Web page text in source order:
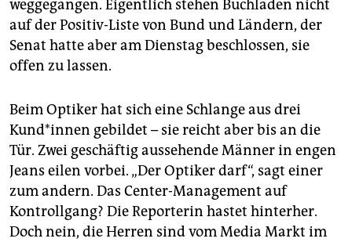
weggegangen. Eigentlich stehen Buchläden nicht
auf der Positiv-Liste von Bund und Ländern, der
Senat hatte aber am Dienstag beschlossen, sie
offen zu lassen.
Beim Optiker hat sich eine Schlange aus drei
Kund*innen gebildet – sie reicht aber bis an die
Tür. Zwei geschäftig aussehende Männer in engen
Jeans eilen vorbei. „Der Optiker darf“, sagt einer
zum andern. Das Center-Management auf
Kontrollgang? Die Reporterin hastet hinterher.
Doch nein, die Herren sind vom Media Markt im